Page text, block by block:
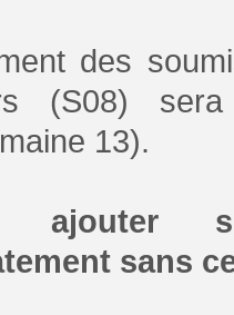
des
(S08)
13).
ajouter
sans